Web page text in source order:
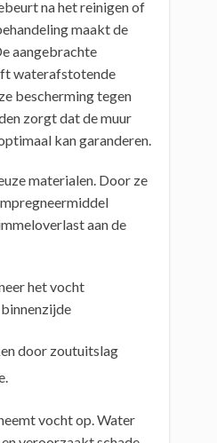
na het reinigen of
maakt de
aangebrachte
waterafstotende
bescherming tegen
zorgt dat de muur
kan garanderen.
materialen. Door ze
aan de
het vocht
door zoutuitslag
vocht op. Water